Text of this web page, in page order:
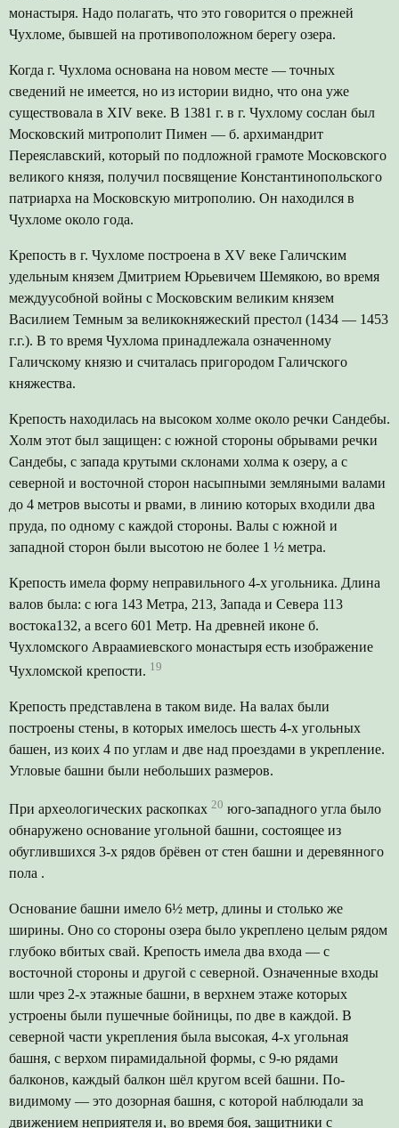
монастыря. Надо полагать, что это говорится о прежней
Чухломе, бывшей на противоположном берегу озера.
Когда г. Чухлома основана на новом месте — точных
сведений не имеется, но из истории видно, что она уже
существовала в XIV веке. В 1381 г. в г. Чухлому сослан был
Московский митрополит Пимен — б. архимандрит
Переяславский, который по подложной грамоте Московского
великого князя, получил посвящение Константинопольского
патриарха на Московскую митрополию. Он находился в
Чухломе около года.
Крепость в г. Чухломе построена в XV веке Галичским
удельным князем Дмитрием Юрьевичем Шемякою, во время
междуусобной войны с Московским великим князем
Василием Темным за великокняжеский престол (1434 — 1453
г.г.). В то время Чухлома принадлежала означенному
Галичскому князю и считалась пригородом Галичского
княжества.
Крепость находилась на высоком холме около речки Сандебы.
Холм этот был защищен: с южной стороны обрывами речки
Сандебы, с запада крутыми склонами холма к озеру, а с
северной и восточной сторон насыпными земляными валами
до 4 метров высоты и рвами, в линию которых входили два
пруда, по одному с каждой стороны. Валы с южной и
западной сторон были высотою не более 1 ½ метра.
Крепость имела форму неправильного 4-х угольника. Длина
валов была: с юга 143 Метра, 213, Запада и Севера 113
востока132, а всего 601 Метр. На древней иконе б.
Чухломского Авраамиевского монастыря есть изображение
Чухломской крепости. 19
Крепость представлена в таком виде. На валах были
построены стены, в которых имелось шесть 4-х угольных
башен, из коих 4 по углам и две над проездами в укрепление.
Угловые башни были небольших размеров.
При археологических раскопках 20 юго-западного угла было
обнаружено основание угольной башни, состоящее из
обуглившихся 3-х рядов брёвен от стен башни и деревянного
пола .
Основание башни имело 6½ метр, длины и столько же
ширины. Оно со стороны озера было укреплено целым рядом
глубоко вбитых свай. Крепость имела два входа — с
восточной стороны и другой с северной. Означенные входы
шли чрез 2-х этажные башни, в верхнем этаже которых
устроены были пушечные бойницы, по две в каждой. В
северной части укрепления была высокая, 4-х угольная
башня, с верхом пирамидальной формы, с 9-ю рядами
балконов, каждый балкон шёл кругом всей башни. По-
видимому — это дозорная башня, с которой наблюдали за
движением неприятеля и, во время боя, защитники с